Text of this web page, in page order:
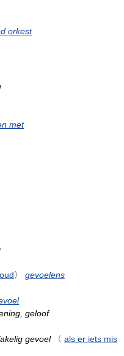
orkest
met
〉
gevoelens
geloof
gevoel 〈 als er iets mis